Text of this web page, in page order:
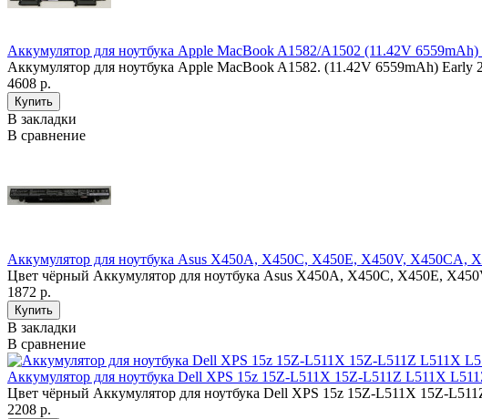
Аккумулятор для ноутбука Apple MacBook A1582/A1502 (11.42V
Аккумулятор для ноутбука Apple MacBook A1582. (11.42V 6559mAh) Early
4608 р.
В закладки
В сравнение
Аккумулятор для ноутбука Asus X450A, X450C, X450E, X450V, X450CA,
Цвет чёрный Аккумулятор для ноутбука Asus X450A, X450C, X450E,
1872 р.
В закладки
В сравнение
Аккумулятор для ноутбука Dell XPS 15z 15Z-L511X 15Z-L511Z L511X
Цвет чёрный Аккумулятор для ноутбука Dell XPS 15z 15Z-L511X 15Z-
2208 р.